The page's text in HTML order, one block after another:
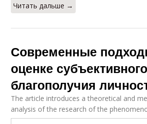
Читать дальше →
Современные
оценке субъективного
благополучия
The article introduces a theoretical and
analysis of the research of the